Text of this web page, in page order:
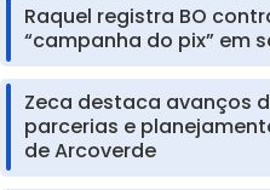
Raquel registra BO
“campanha do pix” em
Zeca destaca avanços
parcerias e
de Arcoverde